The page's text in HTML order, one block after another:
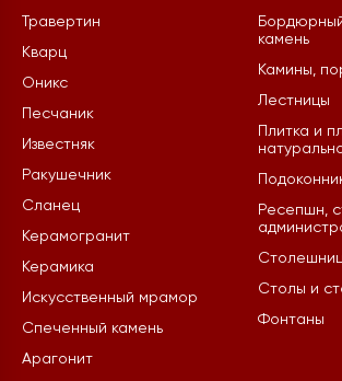
Травертин
Кварц
Оникс
Песчаник
Известняк
Ракушечник
Сланец
Керамогранит
Керамика
Искусственный мрамор
Спеченный камень
Арагонит
камень
Камины,
Лестницы
Плитка и
Ресепшн,
Столы и
Фонтаны